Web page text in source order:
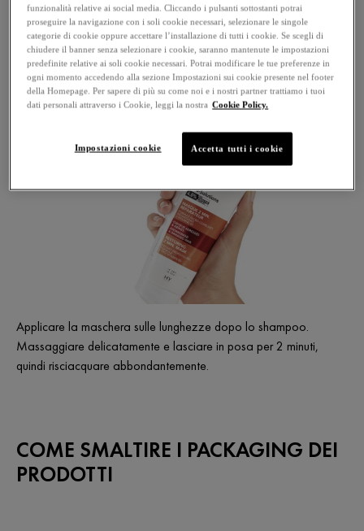
*Test strumentali sui danni superficiali dopo l'applicazione di shampoo +
maschera
COME UTILIZZARE ?
Applicare la maschera sulle lunghezze dopo lo shampoo.
Massaggiare delicatamente e lasciare in posa per 2 minuti,
quindi risciacquare abbondantemente.
COME SMALTIRE I PACKAGING DEI
PRODOTTI
funzionalità relative ai social media. Cliccando i pulsanti sottostanti potrai
proseguire la navigazione con i soli cookie necessari, selezionare le singole
categorie di cookie oppure accettare l’installazione di tutti i cookie. Se scegli di
chiudere il banner senza selezionare i cookie, saranno mantenute le impostazioni
predefinite relative ai soli cookie necessari. Potrai modificare le tue preferenze in
ogni momento accedendo alla sezione Impostazioni sui cookie presente nel footer
della Homepage. Per sapere di più su come noi e i nostri partner trattiamo i tuoi
dati personali attraverso i Cookie, leggi la nostra Cookie Policy.
Impostazioni cookie Accetta tutti i cookie